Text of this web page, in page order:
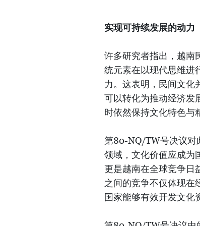
实现可持续发展的动力
许多研究者指出，越南
统元素在以现代思维进
力。这表明，民间文化
可以转化为推动经济发
时依然保持文化特色与
第80-NQ/TW号决议对
领域，文化价值应成为
更是越南在全球竞争日
之间的竞争不仅体现在
国家能够有效开发文化